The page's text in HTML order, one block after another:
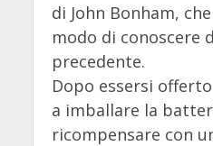
di John Bonham,
modo di conoscere
precedente.
Dopo essersi
a imballare la
ricompensare con